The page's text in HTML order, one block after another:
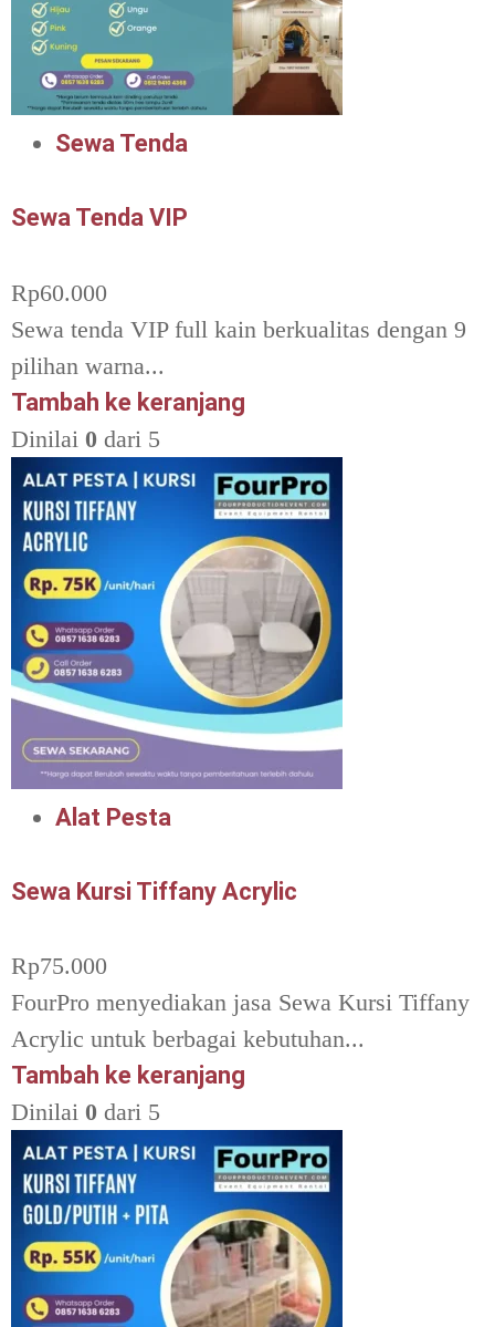
Sewa Tenda
Sewa Tenda VIP
Rp60.000
Sewa tenda VIP full kain berkualitas dengan 9
pilihan warna...
Tambah ke keranjang
Dinilai 0 dari 5
Alat Pesta
Sewa Kursi Tiffany Acrylic
Rp75.000
FourPro menyediakan jasa Sewa Kursi Tiffany
Acrylic untuk berbagai kebutuhan...
Tambah ke keranjang
Dinilai 0 dari 5